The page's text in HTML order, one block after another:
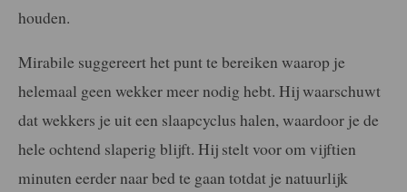
houden.
Mirabile suggereert het punt te bereiken waarop je
helemaal geen wekker meer nodig hebt. Hij waarschuwt
dat wekkers je uit een slaapcyclus halen, waardoor je de
hele ochtend slaperig blijft. Hij stelt voor om vijftien
minuten eerder naar bed te gaan totdat je natuurlijk